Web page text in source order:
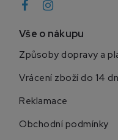
Vše o nákupu
Způsoby dopravy a
Vrácení zboží do 14
Reklamace
Obchodní podmínky